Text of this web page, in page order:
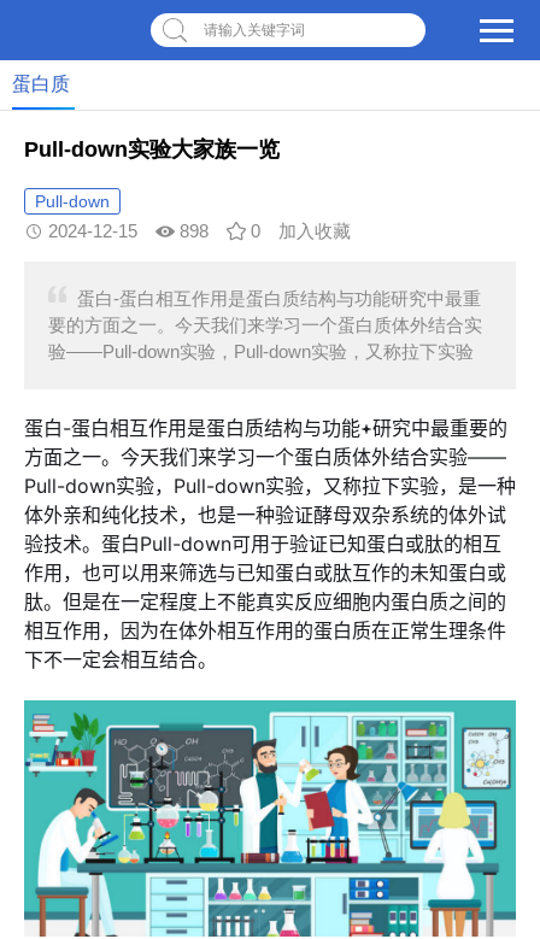
请输入关键字词
蛋白质
Pull-down实验大家族一览
Pull-down
2024-12-15 898 0 加入收藏
蛋白-蛋白相互作用是蛋白质结构与功能研究中最重
要的方面之一。今天我们来学习一个蛋白质体外结合实
验——Pull-down实验，Pull-down实验，又称拉下实验
蛋白-蛋白相互作用是蛋白质结构与功能 研究中最重要的
方面之一。今天我们来学习一个蛋白质体外结合实验——
Pull-down实验，Pull-down实验，又称拉下实验，是一种
体外亲和纯化技术，也是一种验证酵母双杂系统的体外试
验技术。蛋白Pull-down可用于验证已知蛋白或肽的相互
作用，也可以用来筛选与已知蛋白或肽互作的未知蛋白或
肽。但是在一定程度上不能真实反应细胞内蛋白质之间的
相互作用，因为在体外相互作用的蛋白质在正常生理条件
下不一定会相互结合。